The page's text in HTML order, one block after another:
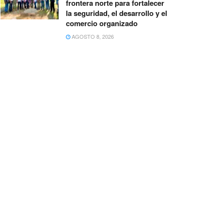
frontera norte para fortalecer
la seguridad, el desarrollo y el
comercio organizado
AGOSTO 8, 2026